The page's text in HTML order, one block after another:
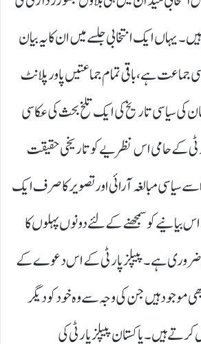
یہاں ایک انتخابی جلسے میں ان کا یہ بیان
جماعت ہے، باقی تمام جماعتیں پاور پلانٹ
کی سیاسی تاریخ کی ایک تلخ بحث کی عکاسی
کے حامی اس نظریے کو تاریخی حقیقت
سیاسی مبالغہ آرائی اور تصویر کا صرف ایک
کو سمجھنے کے لئے دونوں پہلوں کا
ضروری ہے۔ پیپلز پارٹی کے اس دعوے کے
موجود ہیں جن کی وجہ سے وہ خود کو دیگر
ہیں۔ پاکستان پیپلز پارٹی کی